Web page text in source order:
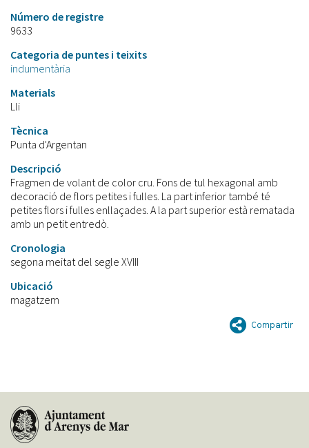
Número de registre
9633
Categoria de puntes i teixits
indumentària
Materials
Lli
Tècnica
Punta d'Argentan
Descripció
Fragmen de volant de color cru. Fons de tul hexagonal amb
decoració de flors petites i fulles. La part inferior també té
petites flors i fulles enllaçades. A la part superior està rematada
amb un petit entredò.
Cronologia
segona meitat del segle XVIII
Ubicació
magatzem